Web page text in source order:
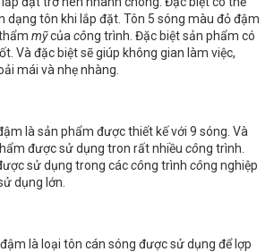
dạng tôn khi lắp đặt. Tôn 5 sóng màu đỏ đậm
mỹcủa công trình. Đặc biệt sản phẩm có
Và đặc biệt sẽ giúp không gian làm việc,
mái và nhẹ nhàng.
là sản phẩm được thiết kế với 9 sóng. Và
được sử dụng tron rất nhiều công trình.
sử dụng trong cáccông trình công nghiệp
dụng lớn.
là loại tôn cán sóng được sử dụng để lợp